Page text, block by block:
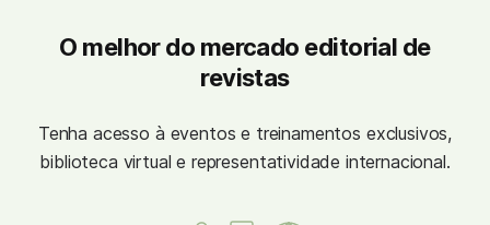
O melhor do mercado editorial de
revistas
Tenha acesso à eventos e treinamentos exclusivos,
biblioteca virtual e representatividade internacional.